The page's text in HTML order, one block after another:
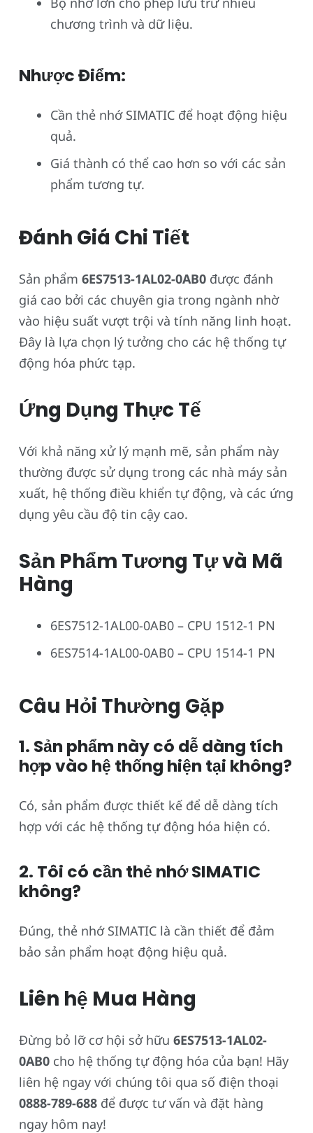
chương trình và dữ liệu.
Nhược Điểm:
Cần thẻ nhớ SIMATIC để hoạt động hiệu
quả.
Giá thành có thể cao hơn so với các sản
phẩm tương tự.
Đánh Giá Chi Tiết
Sản phẩm 6ES7513-1AL02-0AB0 được đánh
giá cao bởi các chuyên gia trong ngành nhờ
vào hiệu suất vượt trội và tính năng linh hoạt.
Đây là lựa chọn lý tưởng cho các hệ thống tự
động hóa phức tạp.
Ứng Dụng Thực Tế
Với khả năng xử lý mạnh mẽ, sản phẩm này
thường được sử dụng trong các nhà máy sản
xuất, hệ thống điều khiển tự động, và các ứng
dụng yêu cầu độ tin cậy cao.
Sản Phẩm Tương Tự và Mã
Hàng
6ES7512-1AL00-0AB0 – CPU 1512-1 PN
6ES7514-1AL00-0AB0 – CPU 1514-1 PN
Câu Hỏi Thường Gặp
1. Sản phẩm này có dễ dàng tích
hợp vào hệ thống hiện tại không?
Có, sản phẩm được thiết kế để dễ dàng tích
hợp với các hệ thống tự động hóa hiện có.
2. Tôi có cần thẻ nhớ SIMATIC
không?
Đúng, thẻ nhớ SIMATIC là cần thiết để đảm
bảo sản phẩm hoạt động hiệu quả.
Liên hệ Mua Hàng
Đừng bỏ lỡ cơ hội sở hữu 6ES7513-1AL02-
0AB0 cho hệ thống tự động hóa của bạn! Hãy
liên hệ ngay với chúng tôi qua số điện thoại
0888-789-688 để được tư vấn và đặt hàng
ngay hôm nay!